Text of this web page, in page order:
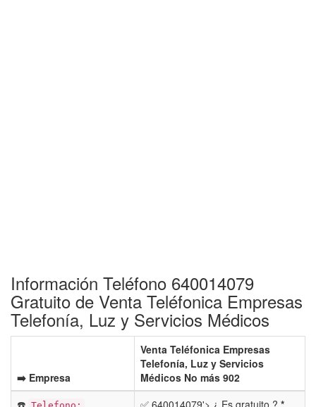
Información Teléfono 640014079
Gratuito de Venta Teléfonica Empresas
Telefonía, Luz y Servicios Médicos
➡️ Empresa
Venta Teléfonica Empresas
Telefonía, Luz y Servicios
Médicos No más 902
☎️
✅ 640014079'> ¿ Es gratuito ? *